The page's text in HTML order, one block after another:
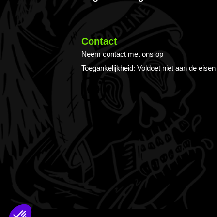
Contact
Neem contact met ons op
Toegankelijkheid: Voldoet niet aan de eisen